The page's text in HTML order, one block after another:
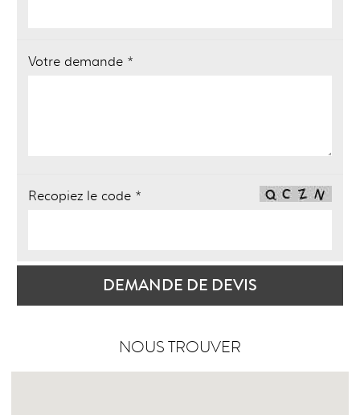
Votre demande *
Recopiez le code *
DEMANDE DE DEVIS
NOUS TROUVER